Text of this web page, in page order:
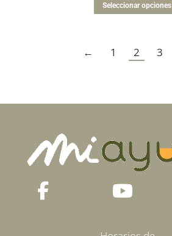
Seleccionar opciones
← 1 2 3